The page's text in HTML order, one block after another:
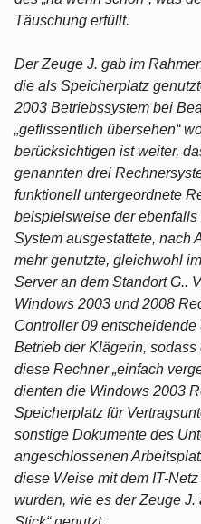
Täuschung erfüllt.
Der Zeuge J. gab im
die als Speicherplatz
2003 Betriebssystem bei
„geflissentlich übersehen“
berücksichtigen ist weiter,
genannten drei
funktionell untergeordnete
beispielsweise der
System ausgestattete, nach
mehr genutzte, gleichwohl
Server an dem Standort G..
Windows 2003 und 2008
Controller 09
Betrieb der Klägerin,
diese Rechner „einfach
dienten die Windows 2003
Speicherplatz für
sonstige Dokumente des
angeschlossenen
diese Weise mit dem IT-
wurden, wie es der Zeuge J.